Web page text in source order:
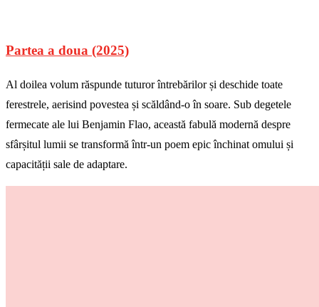
Partea a doua (2025)
Al doilea volum răspunde tuturor întrebărilor și deschide toate
ferestrele, aerisind povestea și scăldând-o în soare. Sub degetele
fermecate ale lui Benjamin Flao, această fabulă modernă despre
sfârșitul lumii se transformă într-un poem epic închinat omului și
capacității sale de adaptare.